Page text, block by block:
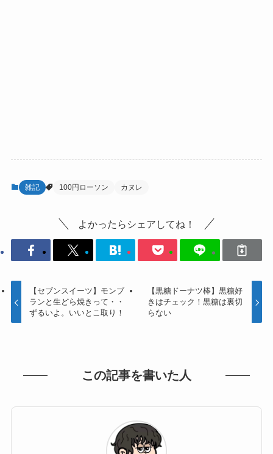
雑記 100円ローソン カヌレ
よかったらシェアしてね！
【セブンスイーツ】モンブ
ランと生どら焼きって・・
ずるいよ。いいとこ取り！
【黒糖ドーナツ棒】黒糖好
きはチェック！黒糖は裏切
らない
この記事を書いた人